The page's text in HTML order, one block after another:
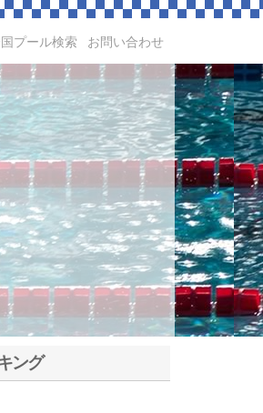
プール検索 お問い合わせ
ング